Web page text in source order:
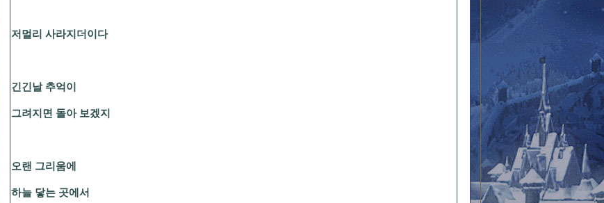
저멀리 사라지더이다
긴긴날 추억이
그려지면 돌아 보겠지
오랜 그리움에
하늘 닿는 곳에서